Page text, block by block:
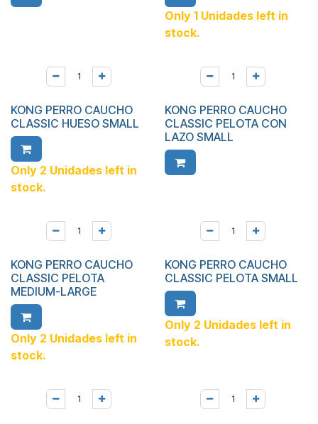
Only 1 Unidades left in
stock.
KONG PERRO CAUCHO
CLASSIC HUESO SMALL
Only 2 Unidades left in
stock.
KONG PERRO CAUCHO
CLASSIC PELOTA CON
LAZO SMALL
KONG PERRO CAUCHO
CLASSIC PELOTA
MEDIUM-LARGE
Only 2 Unidades left in
stock.
KONG PERRO CAUCHO
CLASSIC PELOTA SMALL
Only 2 Unidades left in
stock.